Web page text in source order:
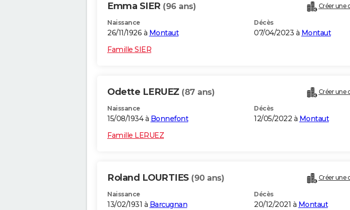
Emma SIER (96 ans) Créer une
Naissance
26/11/1926 à Montaut
Décès
07/04/2023 à Montaut
Famille SIER
Odette LERUEZ (87 ans) Créer une
Naissance
15/08/1934 à Bonnefont
Décès
12/05/2022 à Montaut
Famille LERUEZ
Roland LOURTIES (90 ans) Créer une
Naissance
13/02/1931 à Barcugnan
Décès
20/12/2021 à Montaut